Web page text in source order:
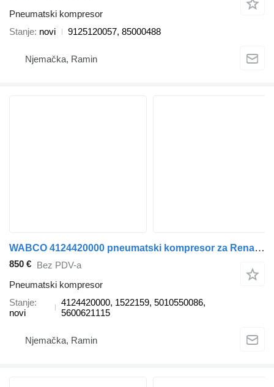
Pneumatski kompresor
Stanje novi 9125120057, 85000488
Njemačka, Ramin
WABCO 4124420000 pneumatski kompresor za Renault kamiona
850 € Bez PDV-a
Pneumatski kompresor
Stanje
novi
4124420000, 1522159, 5010550086,
5600621115
Njemačka, Ramin